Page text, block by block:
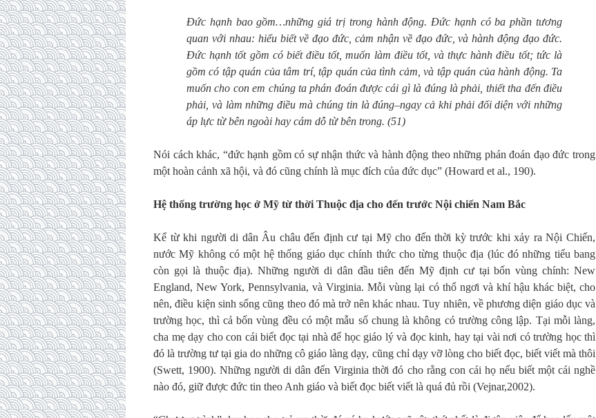
Đức hạnh bao gồm…những giá trị trong hành động. Đức hạnh có ba phần tương
quan với nhau: hiểu biết về đạo đức, cảm nhận về đạo đức, và hành động đạo đức.
Đức hạnh tốt gồm có biết điều tốt, muốn làm điều tốt, và thực hành điều tốt; tức là
gồm có tập quán của tâm trí, tập quán của tình cảm, và tập quán của hành động. Ta
muốn cho con em chúng ta phán đoán được cái gì là đúng là phải, thiết tha đến điều
phải, và làm những điều mà chúng tin là đúng–ngay cả khi phải đối diện với những
áp lực từ bên ngoài hay cám dỗ từ bên trong. (51)
Nói cách khác, “đức hạnh gồm có sự nhận thức và hành động theo những phán đoán đạo đức trong
một hoàn cảnh xã hội, và đó cũng chính là mục đích của đức dục” (Howard et al., 190).
Hệ thống trường học ở Mỹ từ thời Thuộc địa cho đến trước Nội chiến Nam Bắc
Kể từ khi người di dân Âu châu đến định cư tại Mỹ cho đến thời kỳ trước khi xảy ra Nội Chiến,
nước Mỹ không có một hệ thống giáo dục chính thức cho từng thuộc địa (lúc đó những tiểu bang
còn gọi là thuộc địa). Những người di dân đầu tiên đến Mỹ định cư tại bốn vùng chính: New
England, New York, Pennsylvania, và Virginia. Mỗi vùng lại có thổ ngơi và khí hậu khác biệt, cho
nên, điều kiện sinh sống cũng theo đó mà trở nên khác nhau. Tuy nhiên, về phương diện giáo dục và
trường học, thì cả bốn vùng đều có một mẫu số chung là không có trường công lập. Tại mỗi làng,
cha mẹ dạy cho con cái biết đọc tại nhà để học giáo lý và đọc kinh, hay tại vài nơi có trường học thì
đó là trường tư tại gia do những cô giáo làng dạy, cũng chỉ dạy vỡ lòng cho biết đọc, biết viết mà thôi
(Swett, 1900). Những người di dân đến Virginia thời đó cho rằng con cái họ nếu biết một cái nghề
nào đó, giữ được đức tin theo Anh giáo và biết đọc biết viết là quá đủ rồi (Vejnar,2002).